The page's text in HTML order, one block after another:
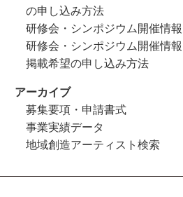
の申し込み方法
研修会・シンポジウム開催情報
研修会・シンポジウム開催情報
掲載希望の申し込み方法
アーカイブ
募集要項・申請書式
事業実績データ
地域創造アーティスト検索